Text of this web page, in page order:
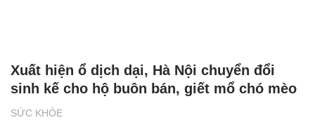
SỨC KHỎE
Xuất hiện ổ dịch dại, Hà Nội chuyển đổi
sinh kế cho hộ buôn bán, giết mổ chó mèo